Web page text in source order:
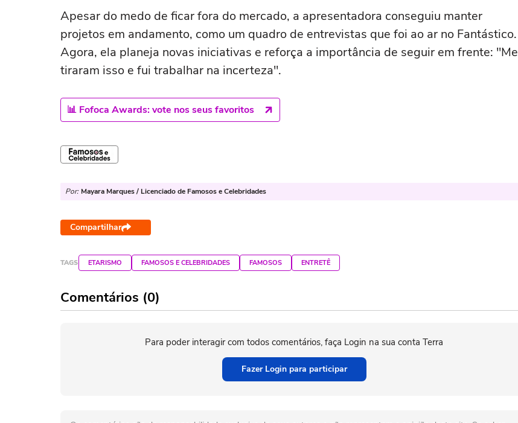
melhores'
Apesar do medo de ficar fora do mercado, a apresentadora conseguiu manter
projetos em andamento, como um quadro de entrevistas que foi ao ar no Fantástico.
Agora, ela planeja novas iniciativas e reforça a importância de seguir em frente: "Me
tiraram isso e fui trabalhar na incerteza".
📊 Fofoca Awards: vote nos seus favoritos
Por: Mayara Marques / Licenciado de Famosos e Celebridades
Compartilhar
TAGS ETARISMO FAMOSOS E CELEBRIDADES FAMOSOS ENTRETÊ
Comentários (0)
Para poder interagir com todos comentários, faça Login na sua conta Terra
Fazer Login para participar